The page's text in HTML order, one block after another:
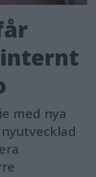
internt
med nya